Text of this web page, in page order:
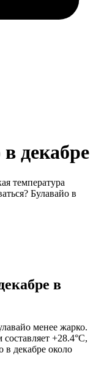
декабре
температура
Булавайо в
в
менее жарко.
+28.4°C,
в декабре около